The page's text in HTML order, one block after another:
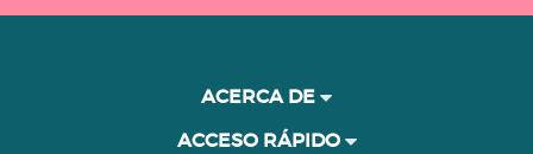
ACERCA DE
ACCESO RÁPIDO